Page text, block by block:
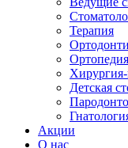
Терапия
Ортопедия
Детская
Акции
О нас